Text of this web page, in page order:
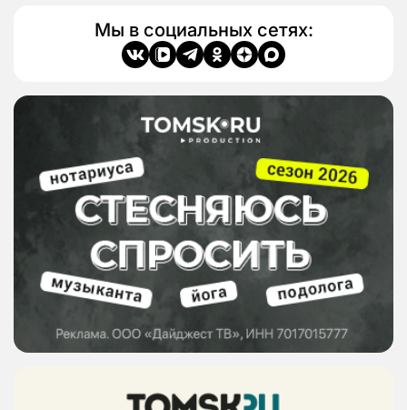
Мы в социальных сетях: